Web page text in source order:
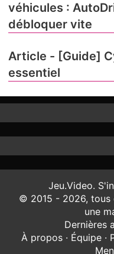
véhicules :
débloquer vite
Article - [Guide]
essentiel
Jeu.Video.
© 2015 - 2026, tous
une
Dernières
À propos · Équipe ·